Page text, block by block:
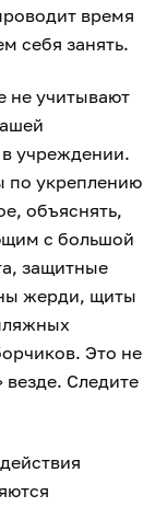
время
себя занять.
не учитывают
учреждении.
по укреплению
объяснять,
с большой
защитные
жерди, щиты
Это не
везде. Следите